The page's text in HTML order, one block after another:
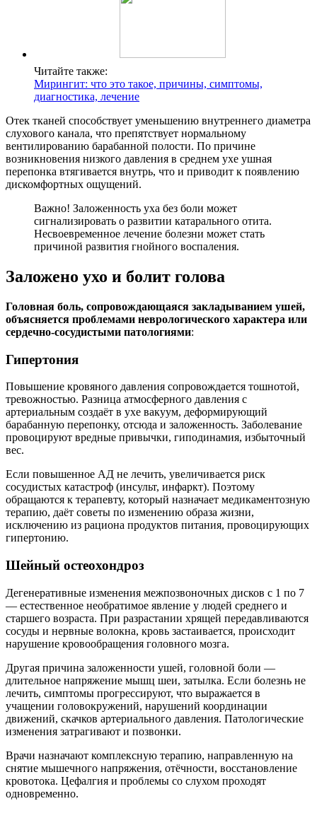
Читайте также:
Мирингит: что это такое, причины, симптомы,
диагностика, лечение
Отек тканей способствует уменьшению внутреннего диаметра
слухового канала, что препятствует нормальному
вентилированию барабанной полости. По причине
возникновения низкого давления в среднем ухе ушная
перепонка втягивается внутрь, что и приводит к появлению
дискомфортных ощущений.
Важно! Заложенность уха без боли может
сигнализировать о развитии катарального отита.
Несвоевременное лечение болезни может стать
причиной развития гнойного воспаления.
Заложено ухо и болит голова
Головная боль, сопровождающаяся закладыванием ушей,
объясняется проблемами неврологического характера или
сердечно-сосудистыми патологиями:
Гипертония
Повышение кровяного давления сопровождается тошнотой,
тревожностью. Разница атмосферного давления с
артериальным создаёт в ухе вакуум, деформирующий
барабанную перепонку, отсюда и заложенность. Заболевание
провоцируют вредные привычки, гиподинамия, избыточный
вес.
Если повышенное АД не лечить, увеличивается риск
сосудистых катастроф (инсульт, инфаркт). Поэтому
обращаются к терапевту, который назначает медикаментозную
терапию, даёт советы по изменению образа жизни,
исключению из рациона продуктов питания, провоцирующих
гипертонию.
Шейный остеохондроз
Дегенеративные изменения межпозвоночных дисков с 1 по 7
— естественное необратимое явление у людей среднего и
старшего возраста. При разрастании хрящей передавливаются
сосуды и нервные волокна, кровь застаивается, происходит
нарушение кровообращения головного мозга.
Другая причина заложенности ушей, головной боли —
длительное напряжение мышц шеи, затылка. Если болезнь не
лечить, симптомы прогрессируют, что выражается в
учащении головокружений, нарушений координации
движений, скачков артериального давления. Патологические
изменения затрагивают и позвонки.
Врачи назначают комплексную терапию, направленную на
снятие мышечного напряжения, отёчности, восстановление
кровотока. Цефалгия и проблемы со слухом проходят
одновременно.